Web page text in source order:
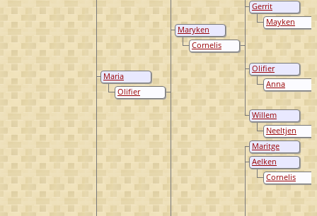
Gerrit
Cornelis Udo
Mayken
Aertss Hack
Olifier
Cornelisz
UdoAnna
Hendricksdr
Willem
Corneliss
UdoNeeltjen
Aertss Hack
Maryken
Oliphierss
Cornelis
Janss Udo
Maritge
Dircks van
der Eem
Aelken
Dircks van
der EemCornelis
Dircks van
Hattem
Maria
Hermansdr.
Verbrugh
Olifier
Reijersz